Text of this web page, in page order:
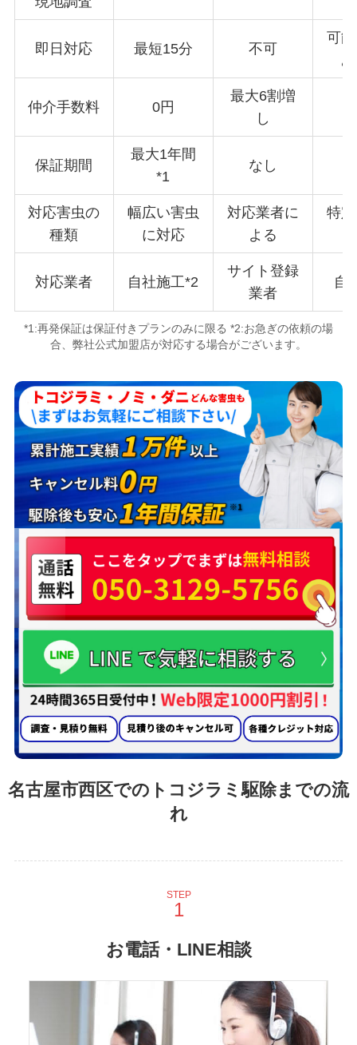
即日対応 最短15分 不可
可
仲介手数料 0円
最大6割増
し
保証期間
最大1年間
*1
なし
対応害虫の
種類
幅広い害虫
に対応
対応業者に
よる
特
対応業者 自社施工*2
サイト登録
業者
自
*1:再発保証は保証付きプランのみに限る *2:お急ぎの依頼の場
合、弊社公式加盟店が対応する場合がございます。
名古屋市西区でのトコジラミ駆除までの流
れ
STEP
お電話・LINE相談